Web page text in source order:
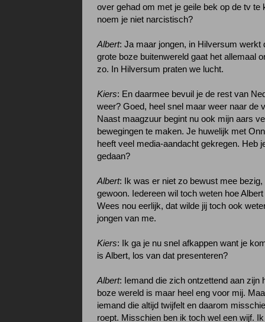
over gehad om met je geile bek op de tv te
noem je niet narcistisch?
Albert: Ja maar jongen, in Hilversum werkt
grote boze buitenwereld gaat het allemaal
zo. In Hilversum praten we lucht.
Kiers: En daarmee bevuil je de rest van
weer? Goed, heel snel maar weer naar de
Naast maagzuur begint nu ook mijn aars
bewegingen te maken. Je huwelijk met
heeft veel media-aandacht gekregen. Heb
gedaan?
Albert: Ik was er niet zo bewust mee bezig,
gewoon. Iedereen wil toch weten hoe
Wees nou eerlijk, dat wilde jij toch ook
jongen van me.
Kiers: Ik ga je nu snel afkappen want je
is Albert, los van dat presenteren?
Albert: Iemand die zich ontzettend aan zijn
boze wereld is maar heel eng voor mij.
iemand die altijd twijfelt en daarom
roept. Misschien ben ik toch wel een wijf.